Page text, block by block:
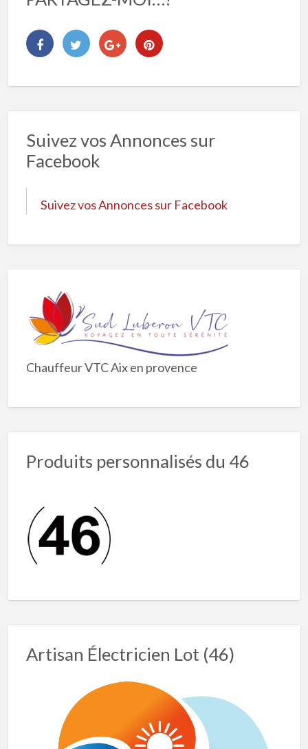
Suivez vos Annonces sur
Facebook
Suivez vos Annonces sur Facebook
Chauffeur VTC Aix en provence
Produits personnalisés du 46
Artisan Électricien Lot (46)